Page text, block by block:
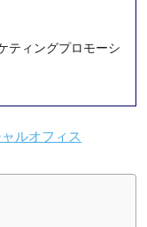
ティングプロモーシ
ルオフィス